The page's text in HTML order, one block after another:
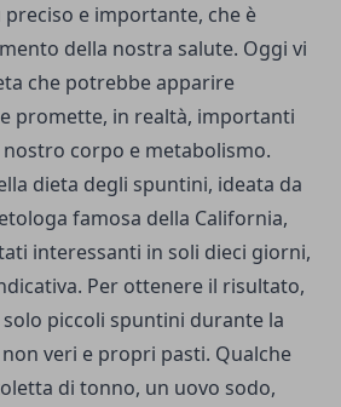
e importante, che è
della nostra salute. Oggi vi
che potrebbe apparire
promette, in realtà, importanti
corpo e metabolismo.
dieta degli spuntini, ideata da
famosa della California,
interessanti in soli dieci giorni,
Per ottenere il risultato,
piccoli spuntini durante la
veri e propri pasti. Qualche
di tonno, un uovo sodo,